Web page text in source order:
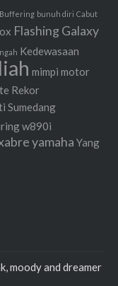
Buffering bunuh diri Cabut
Flashing Galaxy
Kedewasaan
mimpi motor
Rekor
Sumedang
w890i
yamaha Yang
moody and dreamer